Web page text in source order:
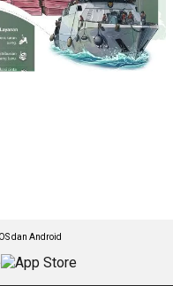
dan Android